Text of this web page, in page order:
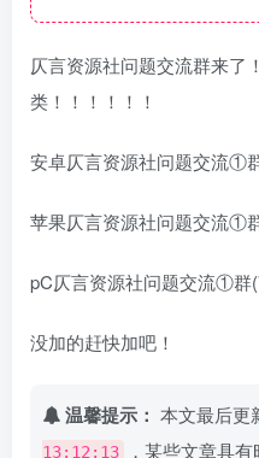
仄言资源社问题交流群来了
类！！！！！！
安卓仄言资源社问题交流①
苹果仄言资源社问题交流①
pC仄言资源社问题交流①群
没加的赶快加吧！
温馨提示： 本文最后更
13:12:13
，某些文章具